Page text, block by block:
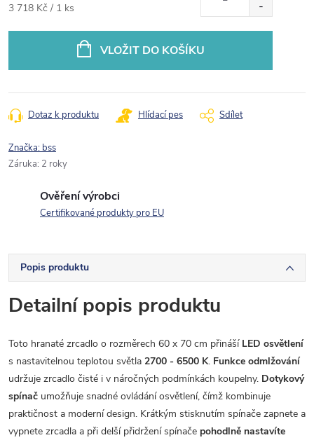
Měrná
3 718 Kč / 1 ks
VLOŽIT DO KOŠÍKU
Dotaz k produktu Hlídací pes Sdílet
Značka: bss
Záruka: 2 roky
Ověření výrobci
Certifikované produkty pro EU
Popis produktu
Detailní popis produktu
Toto hranaté zrcadlo o rozměrech 60 x 70 cm přináší LED osvětlení
s nastavitelnou teplotou světla 2700 - 6500 K. Funkce odmlžování
udržuje zrcadlo čisté i v náročných podmínkách koupelny. Dotykový
spínač umožňuje snadné ovládání osvětlení, čímž kombinuje
praktičnost a moderní design. Krátkým stisknutím spínače zapnete a
vypnete zrcadla a při delší přidržení spínače pohodlně nastavíte